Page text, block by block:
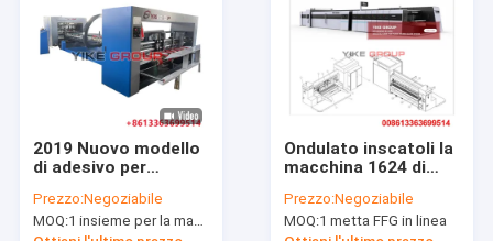
2019 Nuovo modello
di adesivo per
per la fabbricazione
di cartoni ondulati
Prezzo:Negoziabile
MOQ:1 insieme per la macchina automatica di Gluer della cartella
Ondulato inscatoli la
macchina 1624 di
Flexo 200pcs/Min
Speed
Prezzo:Negoziabile
MOQ:1 metta FFG in linea